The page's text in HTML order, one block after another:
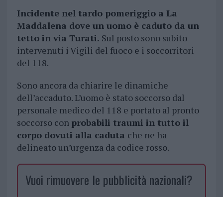
Incidente nel tardo pomeriggio a La
Maddalena dove un uomo è caduto da un
tetto in via Turati. Sul posto sono subito
intervenuti i Vigili del fuoco e i soccorritori
del 118.
Sono ancora da chiarire le dinamiche
dell’accaduto. L’uomo è stato soccorso dal
personale medico del 118 e portato al pronto
soccorso con probabili traumi in tutto il
corpo dovuti alla caduta che ne ha
delineato un’urgenza da codice rosso.
Vuoi rimuovere le pubblicità nazionali?